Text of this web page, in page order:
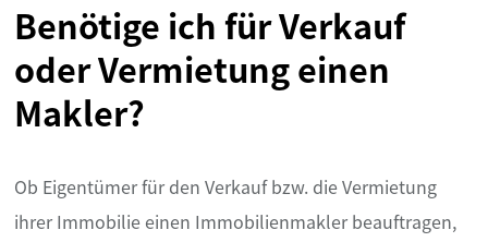
Benötige ich für Verkauf
oder Vermietung einen
Makler?
Ob Eigentümer für den Verkauf bzw. die Vermietung
ihrer Immobilie einen Immobilienmakler beauftragen,